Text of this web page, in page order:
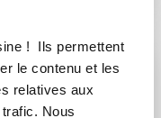
! Ils permettent
le contenu et les
relatives aux
Nous